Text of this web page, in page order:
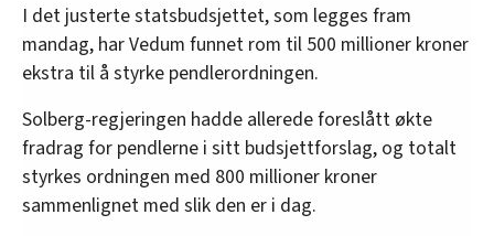
I det justerte statsbudsjettet, som legges fram
mandag, har Vedum funnet rom til 500 millioner kroner
ekstra til å styrke pendlerordningen.
Solberg-regjeringen hadde allerede foreslått økte
fradrag for pendlerne i sitt budsjettforslag, og totalt
styrkes ordningen med 800 millioner kroner
sammenlignet med slik den er i dag.